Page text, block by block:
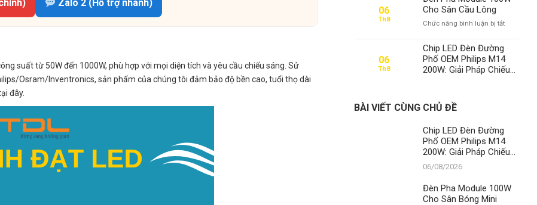
Zalo 2 (Hỗ trợ nhanh)
suất từ 50W đến 1000W, phù hợp với mọi diện tích và yêu cầu chiếu sáng. Sử
Osram/Inventronics, sản phẩm của chúng tôi đảm bảo độ bền cao, tuổi thọ dài
đây.
Module
Cho
Mini
06
Th8
Cho Sân Cầu Lông
Chức năng bình luận bị tắtở
100W
Cho
06
Th8
Chip LED Đèn Đường
Phố OEM Philips M14
200W: Giải Pháp Chiếu
Thành Đạt LED
BÀI VIẾT CÙNG CHỦ ĐỀ
Chip LED Đèn Đường
Phố OEM Philips M14
200W: Giải Pháp Chiếu
Sáng Đỉnh Cao, Khẳng
Định Vị Thế Số 1 Của
Thành Đạt LED
06/08/2026
Đèn Pha Module 100W
Cho Sân Bóng Mini